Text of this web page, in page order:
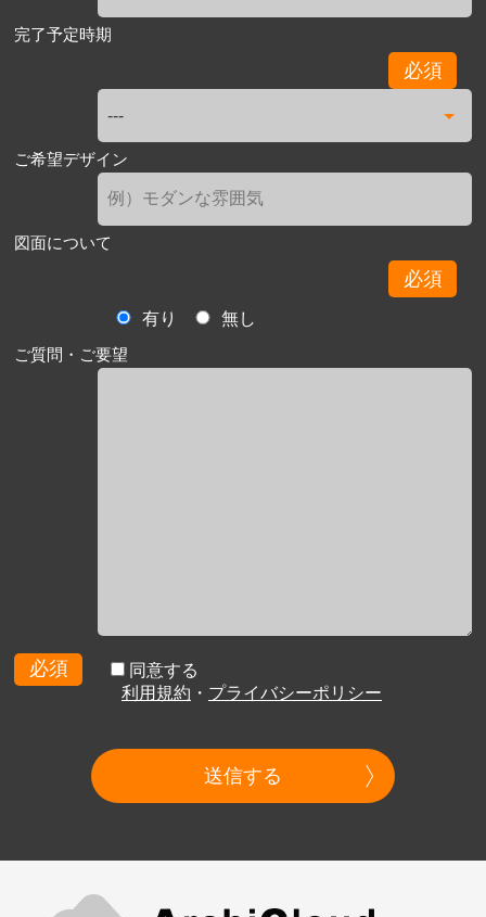
完了予定時期
必須
ご希望デザイン
図面について
必須
有り
無し
ご質問・ご要望
必須
同意する
利用規約 ・ プライバシーポリシー
送信する